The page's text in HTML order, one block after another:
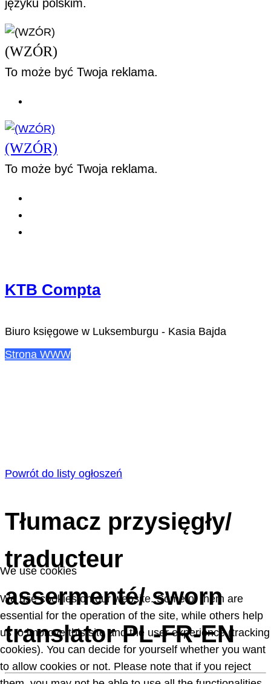
języku polskim.
(WZÓR)
To może być Twoja reklama.
(WZÓR)
To może być Twoja reklama.
KTB Compta
Biuro księgowe w Luksemburgu - Kasia Bajda
Strona WWW
Powrót do listy ogłoszeń
Tłumacz przysięgły/
traducteur
assermenté/ sworn
translator PL-FR-EN
We use cookies
We use cookies on our website. Some of them are
essential for the operation of the site, while others help
us to improve this site and the user experience (tracking
cookies). You can decide for yourself whether you want
to allow cookies or not. Please note that if you reject